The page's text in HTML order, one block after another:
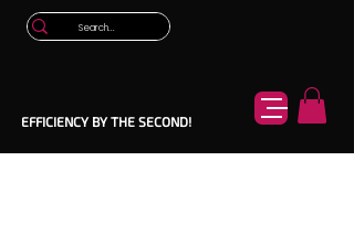
EFFICIENCY BY THE SECOND!